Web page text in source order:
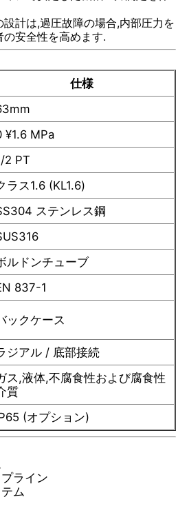
計
計は,過圧故障の場合,内部圧力を
安全性を高めます.
仕様
¥1.6 MPa
2 PT
ラス1.6 (KL1.6)
ステンレス鋼
ルドンチューブ
837-1
ックケース
ジアル / 底部接続
ス,液体,不腐食性および腐食性
質
(オプション)
ライン
ム